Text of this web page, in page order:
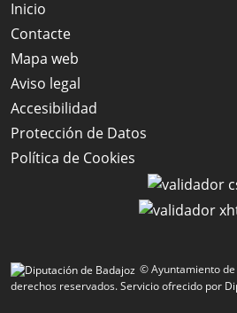
Inicio
Contacte
Mapa web
Aviso legal
Accesibilidad
Protección de Datos
Política de Cookies
© Ayuntamiento
derechos reservados.Servicio ofrecido por